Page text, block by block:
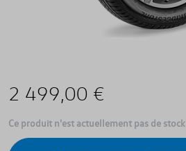
2 499,00 €
Ce produit n'est actuellement pas de stock